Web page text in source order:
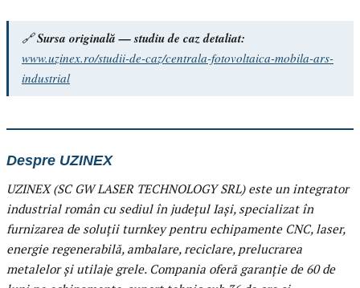
🔗Sursa originală — studiu de caz detaliat:
www.uzinex.ro/studii-de-caz/centrala-fotovoltaica-mobila-ars-
industrial
Despre UZINEX
UZINEX (SC GW LASER TECHNOLOGY SRL) este un integrator
industrial român cu sediul în județul Iași, specializat în
furnizarea de soluții turnkey pentru echipamente CNC, laser,
energie regenerabilă, ambalare, reciclare, prelucrarea
metalelor și utilaje grele. Compania oferă garanție de 60 de